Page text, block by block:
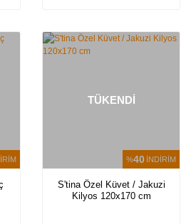
%40 İNDİRİM
TÜKENDİ
S'tina Özel Küvet / Jakuzi
Kilyos 120x170 cm